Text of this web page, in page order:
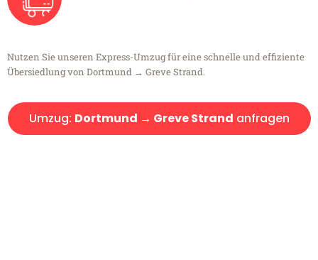
Nutzen Sie unseren Express-Umzug für eine schnelle und effiziente
Übersiedlung von Dortmund → Greve Strand.
Umzug: Dortmund → Greve Strand anfragen